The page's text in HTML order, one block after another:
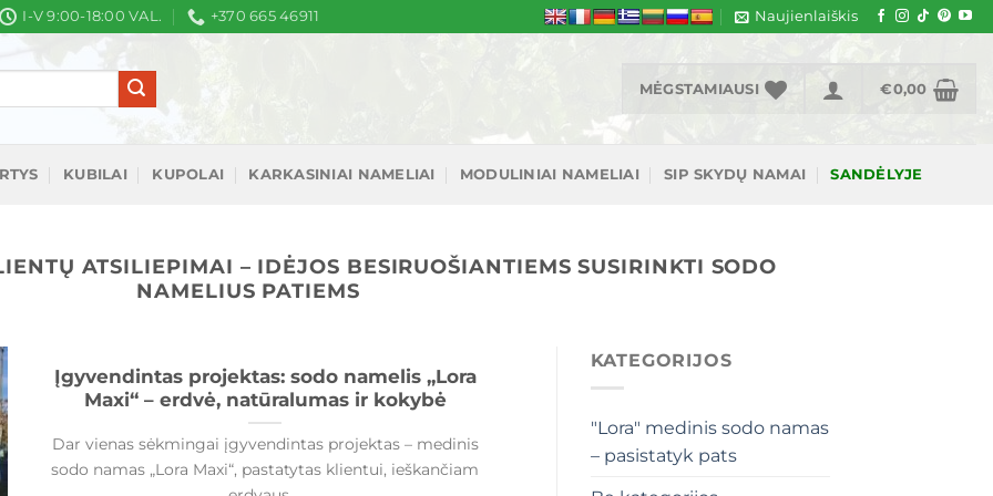
I-V 9:00-18:00 VAL. +370 665 46911 Naujienlaiškis
MĖGSTAMIAUSI €0,00
KUBILAI KUPOLAI KARKASINIAI NAMELIAI MODULINIAI NAMELIAI SIP SKYDŲ NAMAI SANDĖLYJE
ATSILIEPIMAI – IDĖJOS BESIRUOŠIANTIEMS SUSIRINKTI SODO
NAMELIUS PATIEMS
Įgyvendintas projektas: sodo namelis „Lora
Maxi“ – erdvė, natūralumas ir kokybė
Dar vienas sėkmingai įgyvendintas projektas – medinis
sodo namas „Lora Maxi“, pastatytas klientui, ieškančiam
KATEGORIJOS
"Lora" medinis sodo namas
– pasistatyk pats